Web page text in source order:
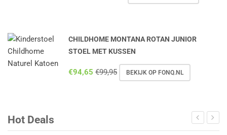
CHILDHOME MONTANA ROTAN JUNIOR
STOEL MET KUSSEN
€94,65 €99,95 BEKIJK OP FONQ.NL
Hot Deals